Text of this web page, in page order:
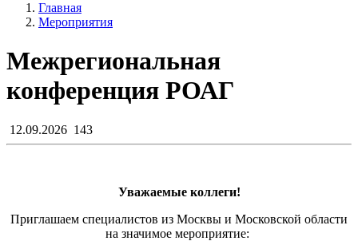
Главная
Мероприятия
Межрегиональная
конференция РОАГ
12.09.2026 143
Уважаемые коллеги!
Приглашаем специалистов из Москвы и Московской области
на значимое мероприятие: